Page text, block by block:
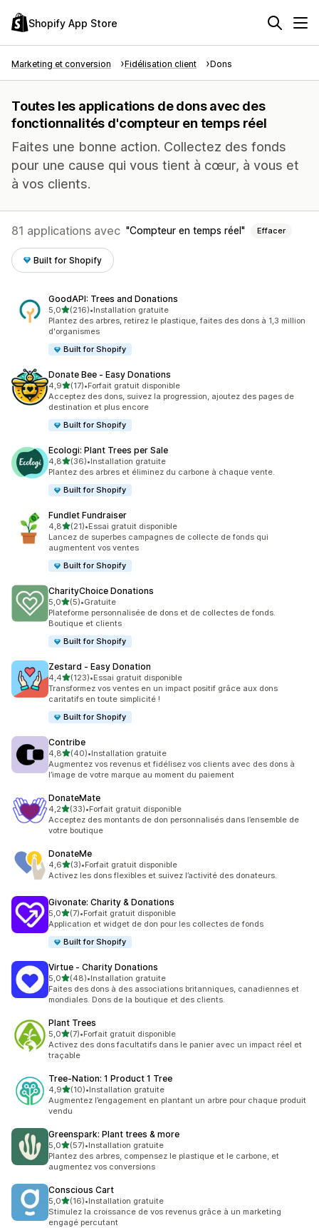
Shopify App Store
Marketing et conversion Fidélisation client Dons
Toutes les applications de dons avec des
fonctionnalités d'compteur en temps réel
Faites une bonne action. Collectez des fonds
pour une cause qui vous tient à cœur, à vous et
à vos clients.
81 applications avec Compteur en temps réel Effacer
Built for Shopify
GoodAPI: Trees and Donations
5,0étoile(s) sur 5
(216)
216 avis au total
•Installation gratuite
Plantez des arbres, retirez le plastique, faites des dons à 1,3 million
d'organismes
Built for Shopify
Donate Bee ‑ Easy Donations
4,9étoile(s) sur 5
(17)
17 avis au total
•Forfait gratuit disponible
Acceptez des dons, suivez la progression, ajoutez des pages de
destination et plus encore
Built for Shopify
Ecologi: Plant Trees per Sale
4,8étoile(s) sur 5
(36)
36 avis au total
•Installation gratuite
Plantez des arbres et éliminez du carbone à chaque vente.
Built for Shopify
Fundlet Fundraiser
4,8étoile(s) sur 5
(21)
21 avis au total
•Essai gratuit disponible
Lancez de superbes campagnes de collecte de fonds qui
augmentent vos ventes
Built for Shopify
CharityChoice Donations
5,0étoile(s) sur 5
(5)
5 avis au total
•Gratuite
Plateforme personnalisée de dons et de collectes de fonds.
Boutique et clients
Built for Shopify
Zestard ‑ Easy Donation
4,4étoile(s) sur 5
(123)
123 avis au total
•Essai gratuit disponible
Transformez vos ventes en un impact positif grâce aux dons
caritatifs en toute simplicité !
Built for Shopify
Contribe
4,8étoile(s) sur 5
(40)
40 avis au total
•Installation gratuite
Augmentez vos revenus et fidélisez vos clients avec des dons à
l’image de votre marque au moment du paiement
DonateMate
4,2étoile(s) sur 5
(33)
33 avis au total
•Forfait gratuit disponible
Acceptez des montants de don personnalisés dans l’ensemble de
votre boutique
DonateMe
4,6étoile(s) sur 5
(3)
3 avis au total
•Forfait gratuit disponible
Activez les dons flexibles et suivez l’activité des donateurs.
Givonate: Charity & Donations
5,0étoile(s) sur 5
(7)
7 avis au total
•Forfait gratuit disponible
Application et widget de don pour les collectes de fonds
Built for Shopify
Virtue ‑ Charity Donations
5,0étoile(s) sur 5
(48)
48 avis au total
•Installation gratuite
Faites des dons à des associations britanniques, canadiennes et
mondiales. Dons de la boutique et des clients.
Plant Trees
5,0étoile(s) sur 5
(7)
7 avis au total
•Forfait gratuit disponible
Activez des dons facultatifs dans le panier avec un impact réel et
traçable
Tree‑Nation: 1 Product 1 Tree
4,9étoile(s) sur 5
(10)
10 avis au total
•Installation gratuite
Augmentez l’engagement en plantant un arbre pour chaque produit
vendu
Greenspark: Plant trees & more
5,0étoile(s) sur 5
(57)
57 avis au total
•Installation gratuite
Plantez des arbres, compensez le plastique et le carbone, et
augmentez vos conversions
Conscious Cart
5,0étoile(s) sur 5
(16)
16 avis au total
•Installation gratuite
Stimulez la croissance de vos revenus grâce à un marketing
engagé percutant